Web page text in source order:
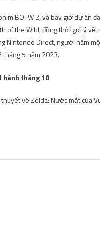
BOTW 2, và bây giờ dự án
of the Wild, đồng thời gợi ý
Nintendo Direct, người hâm
5 năm 2023.
hành tháng 10
về Zelda: Nước mắt của